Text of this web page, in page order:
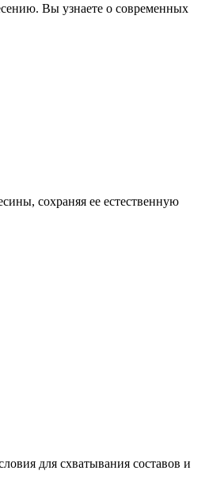
Вы узнаете о современных
сохраняя ее естественную
для схватывания составов и